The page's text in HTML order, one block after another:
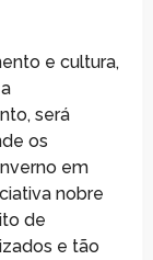
e cultura,
será
os
em
nobre
de
e tão